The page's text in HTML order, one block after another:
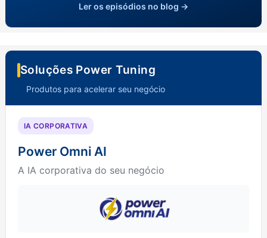
Ler os episódios no blog →
Soluções Power Tuning
Produtos para acelerar seu negócio
IA CORPORATIVA
Power Omni AI
A IA corporativa do seu negócio